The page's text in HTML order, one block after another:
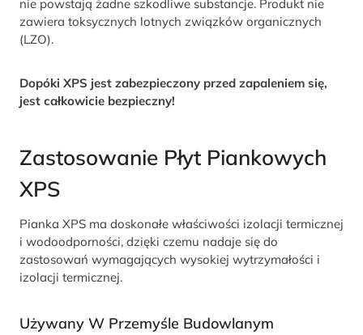
nie powstają żadne szkodliwe substancje. Produkt nie
zawiera toksycznych lotnych związków organicznych
(LZO).
Dopóki XPS jest zabezpieczony przed zapaleniem się,
jest całkowicie bezpieczny!
Zastosowanie Płyt Piankowych
XPS
Pianka XPS ma doskonałe właściwości izolacji termicznej
i wodoodporności, dzięki czemu nadaje się do
zastosowań wymagających wysokiej wytrzymałości i
izolacji termicznej.
Używany W Przemyśle Budowlanym